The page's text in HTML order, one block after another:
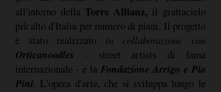
all'interno della Torre Allianz, il grattacielo
più alto d'Italia per numero di piani. Il progetto
è stato realizzato in collaborazione con
Orticanoodles - street artists di fama
internazionale - e la Fondazione Arrigo e Pia
Pini. L'opera d'arte, che si sviluppa lungo le